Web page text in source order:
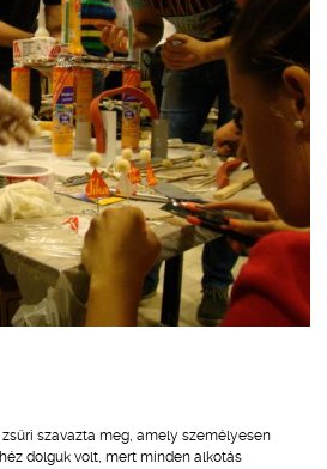
szavazta meg, amely személyesen
dolguk volt, mert minden alkotás